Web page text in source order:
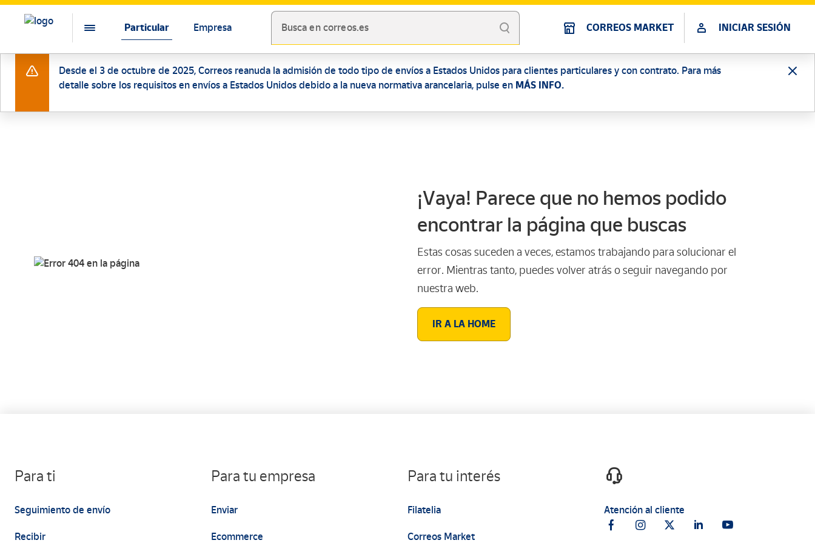
Particular Empresa Busca en correos.es CORREOS MARKET INICIAR SESIÓN
Desde el 3 de octubre de 2025, Correos reanuda la admisión de todo tipo de envíos a Estados Unidos para clientes particulares y con contrato. Para más
detalle sobre los requisitos en envíos a Estados Unidos debido a la nueva normativa arancelaria, pulse en MÁS INFO.
¡Vaya! Parece que no hemos podido
encontrar la página que buscas
Estas cosas suceden a veces, estamos trabajando para solucionar el
error. Mientras tanto, puedes volver atrás o seguir navegando por
nuestra web.
IR A LA HOME
Para ti
Seguimiento de envío
Recibir
Para tu empresa
Enviar
Ecommerce
Para tu interés
Filatelia
Correos Market
Atención al cliente